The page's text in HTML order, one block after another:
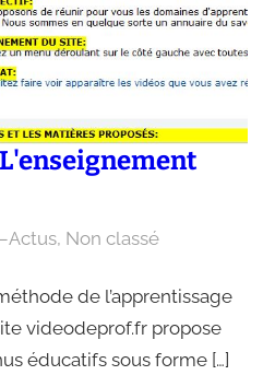
Actus, Non classé
de l’apprentissage
videodeprof.fr propose
éducatifs sous forme […]